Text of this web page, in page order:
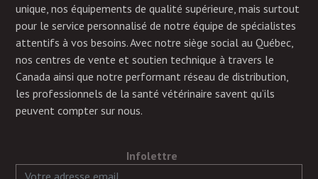
unique, nos équipements de qualité supérieure, mais surtout
pour le service personnalisé de notre équipe de spécialistes
attentifs à vos besoins. Avec notre siège social au Québec,
nos centres de vente et soutien technique à travers le
Canada ainsi que notre performant réseau de distribution,
les professionnels de la santé vétérinaire savent qu’ils
peuvent compter sur nous.
Infolettre